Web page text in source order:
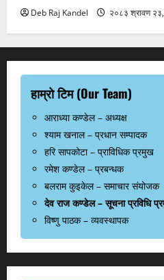
Deb Raj Kandel २०८३ श्रावण २३,
हाम्रो टिम (Our Team)
आराध्या कण्डेल – अध्यक्ष
श्याम खनाल – प्रधान सम्पादक
हरि सापकोटा – प्राविधिक प्रमुख
रमेश कण्डेल – प्रबन्धक
बलराम कुइकेल – समाचार संयोजक
देव राज कण्डेल – सूचना प्रविधि
विष्णु पाठक – व्यवस्थापक